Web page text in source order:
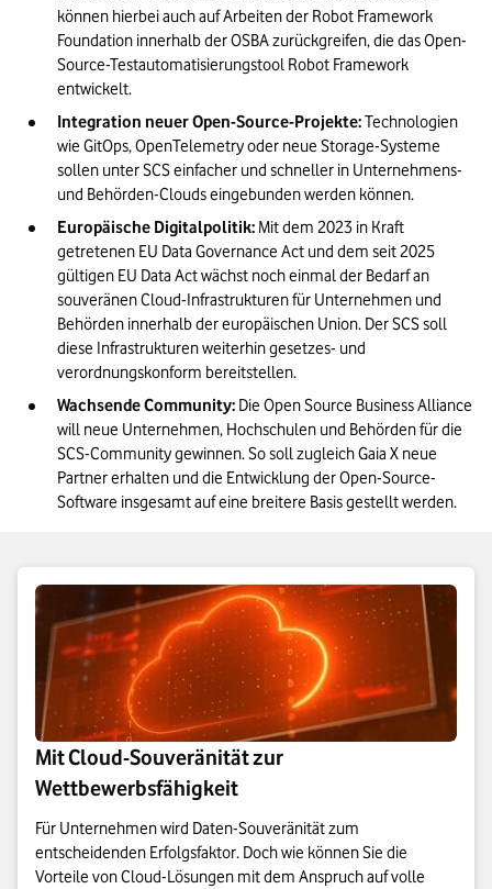
können hierbei auch auf Arbeiten der Robot Framework
Foundation innerhalb der OSBA zurückgreifen, die das Open-
Source-Testautomatisierungstool Robot Framework
entwickelt.
Integration neuer Open-Source-Projekte: Technologien
wie GitOps, OpenTelemetry oder neue Storage-Systeme
sollen unter SCS einfacher und schneller in Unternehmens-
und Behörden-Clouds eingebunden werden können.
Europäische Digitalpolitik: Mit dem 2023 in Kraft
getretenen EU Data Governance Act und dem seit 2025
gültigen EU Data Act wächst noch einmal der Bedarf an
souveränen Cloud-Infrastrukturen für Unternehmen und
Behörden innerhalb der europäischen Union. Der SCS soll
diese Infrastrukturen weiterhin gesetzes- und
verordnungskonform bereitstellen.
Wachsende Community: Die Open Source Business Alliance
will neue Unternehmen, Hochschulen und Behörden für die
SCS-Community gewinnen. So soll zugleich Gaia X neue
Partner erhalten und die Entwicklung der Open-Source-
Software insgesamt auf eine breitere Basis gestellt werden.
Mit Cloud-Souveränität zur
Wettbewerbsfähigkeit
Für Unternehmen wird Daten-Souveränität zum
entscheidenden Erfolgsfaktor. Doch wie können Sie die
Vorteile von Cloud-Lösungen mit dem Anspruch auf volle